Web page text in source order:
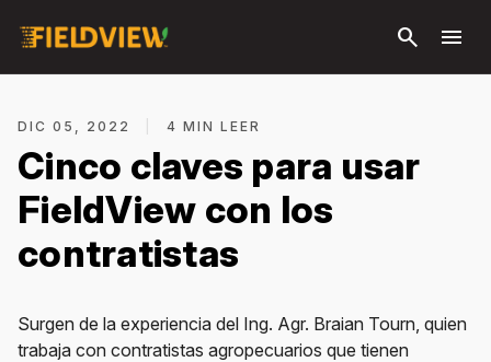
search menu
DIC 05, 2022 4 MIN LEER
Cinco claves para usar
FieldView con los
contratistas
Surgen de la experiencia del Ing. Agr. Braian Tourn, quien
trabaja con contratistas agropecuarios que tienen